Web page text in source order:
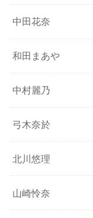
中田花奈
和田まあや
中村麗乃
弓木奈於
北川悠理
山崎怜奈